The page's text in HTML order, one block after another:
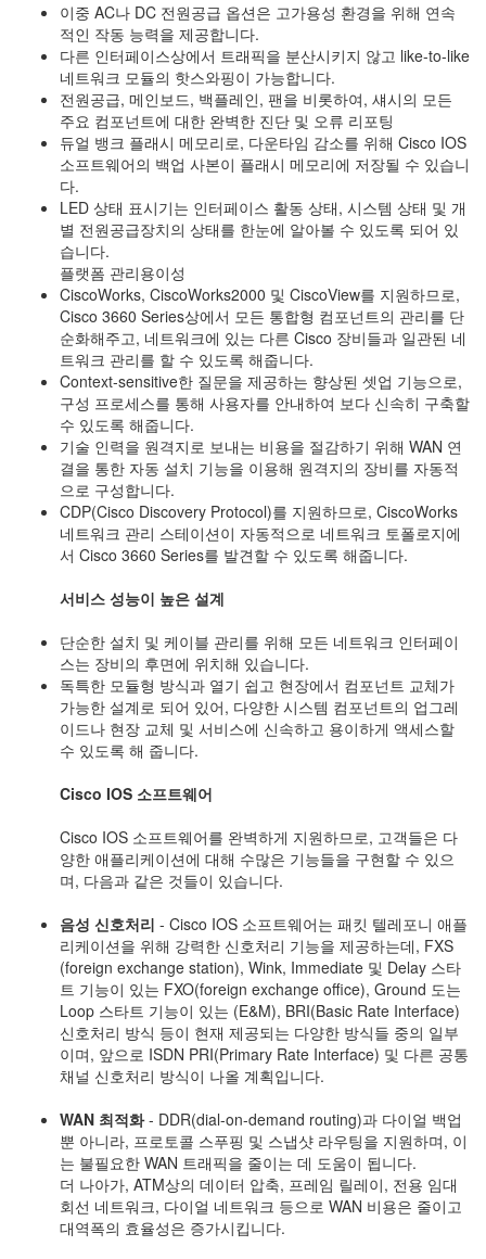
이중 AC나 DC 전원공급 옵션은 고가용성 환경을 위해 연속
적인 작동 능력을 제공합니다.
다른 인터페이스상에서 트래픽을 분산시키지 않고 like-to-like
네트워크 모듈의 핫스와핑이 가능합니다.
전원공급, 메인보드, 백플레인, 팬을 비롯하여, 섀시의 모든
주요 컴포넌트에 대한 완벽한 진단 및 오류 리포팅
듀얼 뱅크 플래시 메모리로, 다운타임 감소를 위해 Cisco IOS
소프트웨어의 백업 사본이 플래시 메모리에 저장될 수 있습니
다.
LED 상태 표시기는 인터페이스 활동 상태, 시스템 상태 및 개
별 전원공급장치의 상태를 한눈에 알아볼 수 있도록 되어 있
습니다.
플랫폼 관리용이성
CiscoWorks, CiscoWorks2000 및 CiscoView를 지원하므로,
Cisco 3660 Series상에서 모든 통합형 컴포넌트의 관리를 단
순화해주고, 네트워크에 있는 다른 Cisco 장비들과 일관된 네
트워크 관리를 할 수 있도록 해줍니다.
Context-sensitive한 질문을 제공하는 향상된 셋업 기능으로,
구성 프로세스를 통해 사용자를 안내하여 보다 신속히 구축할
수 있도록 해줍니다.
기술 인력을 원격지로 보내는 비용을 절감하기 위해 WAN 연
결을 통한 자동 설치 기능을 이용해 원격지의 장비를 자동적
으로 구성합니다.
CDP(Cisco Discovery Protocol)를 지원하므로, CiscoWorks
네트워크 관리 스테이션이 자동적으로 네트워크 토폴로지에
서 Cisco 3660 Series를 발견할 수 있도록 해줍니다.
서비스 성능이 높은 설계
단순한 설치 및 케이블 관리를 위해 모든 네트워크 인터페이
스는 장비의 후면에 위치해 있습니다.
독특한 모듈형 방식과 열기 쉽고 현장에서 컴포넌트 교체가
가능한 설계로 되어 있어, 다양한 시스템 컴포넌트의 업그레
이드나 현장 교체 및 서비스에 신속하고 용이하게 액세스할
수 있도록 해 줍니다.
Cisco IOS 소프트웨어
Cisco IOS 소프트웨어를 완벽하게 지원하므로, 고객들은 다
양한 애플리케이션에 대해 수많은 기능들을 구현할 수 있으
며, 다음과 같은 것들이 있습니다.
음성 신호처리 - Cisco IOS 소프트웨어는 패킷 텔레포니 애플
리케이션을 위해 강력한 신호처리 기능을 제공하는데, FXS
(foreign exchange station), Wink, Immediate 및 Delay 스타
트 기능이 있는 FXO(foreign exchange office), Ground 도는
Loop 스타트 기능이 있는 (E&M), BRI(Basic Rate Interface)
신호처리 방식 등이 현재 제공되는 다양한 방식들 중의 일부
이며, 앞으로 ISDN PRI(Primary Rate Interface) 및 다른 공통
채널 신호처리 방식이 나올 계획입니다.
WAN 최적화- DDR(dial-on-demand routing)과 다이얼 백업
뿐 아니라, 프로토콜 스푸핑 및 스냅샷 라우팅을 지원하며, 이
는 불필요한 WAN 트래픽을 줄이는 데 도움이 됩니다.
더 나아가, ATM상의 데이터 압축, 프레임 릴레이, 전용 임대
회선 네트워크, 다이얼 네트워크 등으로 WAN 비용은 줄이고
대역폭의 효율성은 증가시킵니다.